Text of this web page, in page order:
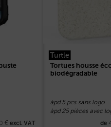
€ excl. VAT
Turtle
Tortues housse
biodégradable
àpd 5 pcs sans logo
àpd 25 pièces avec
de